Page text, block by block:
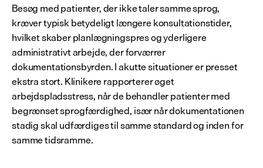
Besøg med patienter, der ikke taler samme sprog,
kræver typisk betydeligt længere konsultationstider,
hvilket skaber planlægningspres og yderligere
administrativt arbejde, der forværrer
dokumentationsbyrden. I akutte situationer er presset
ekstra stort. Klinikere rapporterer øget
arbejdspladsstress, når de behandler patienter med
begrænset sprogfærdighed, især når dokumentationen
stadig skal udfærdiges til samme standard og inden for
samme tidsramme.